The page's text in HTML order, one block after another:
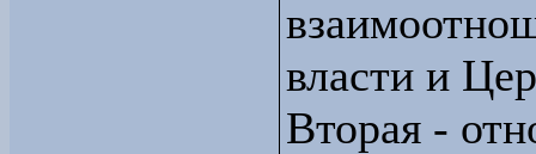
власти и
Вторая -